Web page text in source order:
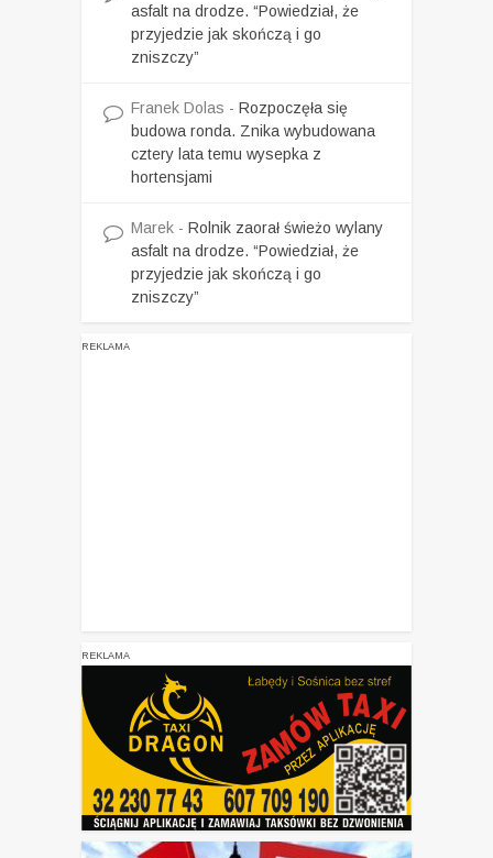
asfalt na drodze. “Powiedział, że
przyjedzie jak skończą i go
zniszczy”
Franek Dolas - Rozpoczęła się
budowa ronda. Znika wybudowana
cztery lata temu wysepka z
hortensjami
Marek - Rolnik zaorał świeżo wylany
asfalt na drodze. “Powiedział, że
przyjedzie jak skończą i go
zniszczy”
REKLAMA
REKLAMA